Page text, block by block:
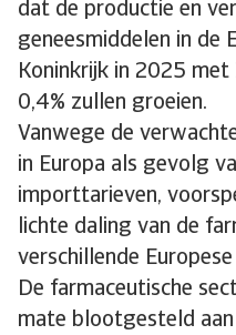
dat de productie en
geneesmiddelen in de
Koninkrijk in 2025
0,4% zullen groeien.
Vanwege de
in Europa als gevolg
importtarieven,
lichte daling van de
verschillende Europese
De farmaceutische
mate blootgesteld